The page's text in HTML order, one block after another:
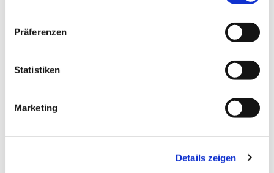
Präferenzen
Statistiken
Marketing
Details zeigen
Dies könnte Sie auch